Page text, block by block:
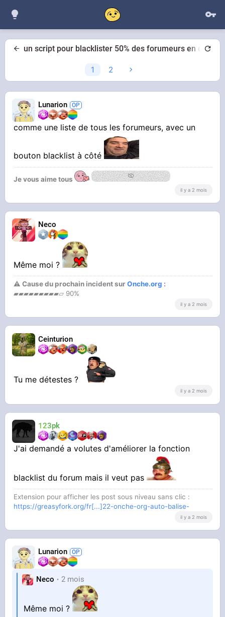
un script pour blacklister 50% des forumeurs en
1 2
Lunarion
comme une liste de tous les forumeurs, avec un
bouton blacklist à côté
Je vous aime tous
il y a 2 mois
Neco
Même moi ?
⚠ Cause du prochain incident surOnche.org :
▰▰▰▰▰▰▰▰▰▱ 90%
il y a 2 mois
Ceinturion
Tu me détestes ?
il y a 2 mois
123pk
J'ai demandé a volutes d'améliorer la fonction
blacklist du forum mais il veut pas
Extension pour afficher les post sous niveau sans clic :
https://greasyfork.org/fr[...]22-onche-org-auto-balise-
il y a 2 mois
Lunarion
Neco 2 mois
Même moi ?